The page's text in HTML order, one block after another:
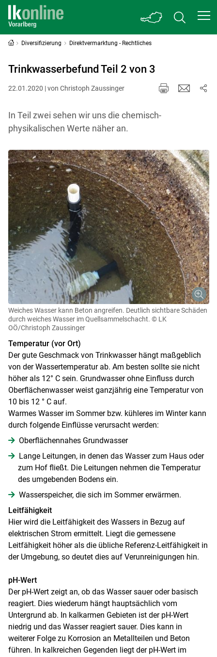
Diversifizierung Direktvermarktung - Rechtliches
Trinkwasserbefund Teil 2 von 3
22.01.2020 | von Christoph Zaussinger
In Teil zwei sehen wir uns die chemisch-
physikalischen Werte näher an.
Weiches Wasser kann Beton angreifen. Deutlich sichtbare Schäden
durch weiches Wasser im Quellsammelschacht. © LK
OÖ/Christoph Zaussinger
Temperatur (vor Ort)
Der gute Geschmack von Trinkwasser hängt maßgeblich
von der Wassertemperatur ab. Am besten sollte sie nicht
höher als 12° C sein. Grundwasser ohne Einfluss durch
Oberflächenwasser weist ganzjährig eine Temperatur von
10 bis 12 ° C auf.
Warmes Wasser im Sommer bzw. kühleres im Winter kann
durch folgende Einflüsse verursacht werden:
Oberflächennahes Grundwasser
Lange Leitungen, in denen das Wasser zum Haus oder
zum Hof fließt. Die Leitungen nehmen die Temperatur
des umgebenden Bodens ein.
Wasserspeicher, die sich im Sommer erwärmen.
Leitfähigkeit
Hier wird die Leitfähigkeit des Wassers in Bezug auf
elektrischen Strom ermittelt. Liegt die gemessene
Leitfähigkeit höher als die übliche Referenz-Leitfähigkeit in
der Umgebung, so deutet dies auf Verunreinigungen hin.
pH-Wert
Der pH-Wert zeigt an, ob das Wasser sauer oder basisch
reagiert. Dies wiederum hängt hauptsächlich vom
Untergrund ab. In kalkarmen Gebieten ist der pH-Wert
niedrig und das Wasser reagiert sauer. Dies kann in
weiterer Folge zu Korrosion an Metallteilen und Beton
führen. In kalkreichen Gegenden liegt der pH-Wert im